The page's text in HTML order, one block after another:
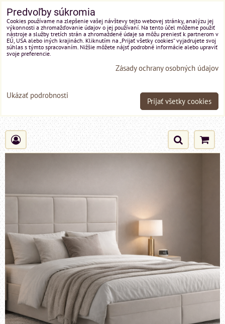
Predvoľby súkromia
Cookies používame na zlepšenie vašej návštevy tejto webovej stránky, analýzu jej
výkonnosti a zhromažďovanie údajov o jej používaní. Na tento účel môžeme použiť
nástroje a služby tretích strán a zhromaždené údaje sa môžu preniesť k partnerom v
EÚ, USA alebo iných krajinách. Kliknutím na „Prijať všetky cookies“ vyjadrujete svoj
súhlas s týmto spracovaním. Nižšie môžete nájsť podrobné informácie alebo upraviť
svoje preferencie.
Zásady ochrany osobných údajov
Ukázať podrobnosti
Prijať všetky cookies